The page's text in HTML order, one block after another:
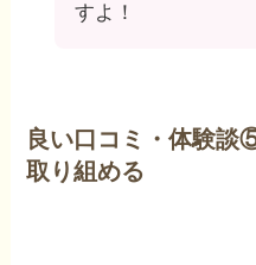
すよ！
良い口コミ・体験談
取り組める